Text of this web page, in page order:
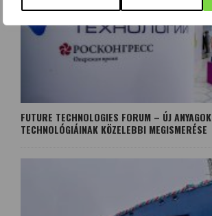
FUTURE TECHNOLOGIES FORUM – ÚJ ANYAGOK
TECHNOLÓGIÁINAK KÖZELEBBI MEGISMERÉSE